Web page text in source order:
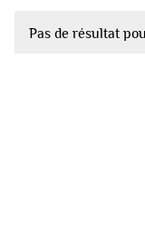
Pas de résultat